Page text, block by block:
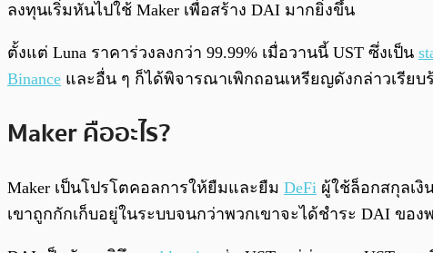
ลงทุนเริ่มหันไปใช้ Maker เพื่อสร้าง DAI มากยิ่งขึ้น
ตั้งแต่ Luna ราคาร่วงลงกว่า 99.99% เมื่อวานนี้ UST ซึ่งเป็น
Binance และอื่น ๆ ก็ได้พิจารณาเพิกถอนเหรียญดังกล่าวเรียบ
Maker คืออะไร?
Maker เป็นโปรโตคอลการให้ยืมและยืม DeFi ผู้ใช้ล็อกสกุลเ
เขาถูกกักเก็บอยู่ในระบบจนกว่าพวกเขาจะได้ชำระ DAI ของ